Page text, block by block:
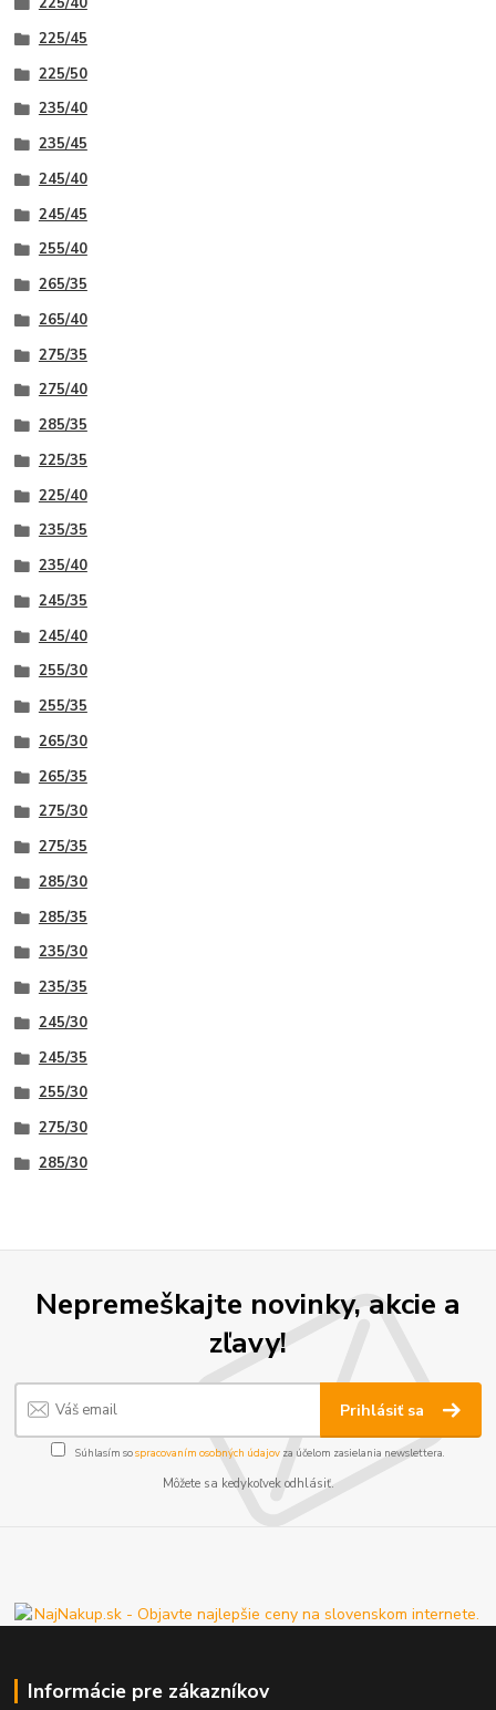
225/45
225/50
235/40
235/45
245/40
245/45
255/40
265/35
265/40
275/35
275/40
285/35
225/35
225/40
235/35
235/40
245/35
245/40
255/30
255/35
265/30
265/35
275/30
275/35
285/30
285/35
235/30
235/35
245/30
245/35
255/30
275/30
285/30
Nepremeškajte novinky, akcie a
zľavy!
Prihlásiť sa
Súhlasím sospracovaním osobných údajov za účelom zasielania newslettera.
Môžete sa kedykoľvek odhlásiť.
Informácie pre zákazníkov